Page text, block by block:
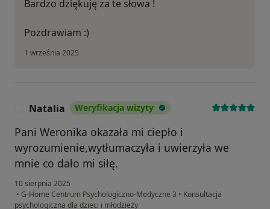
Bardzo dziękuję za te słowa !
Pozdrawiam :)
1 września 2025
Natalia Weryfikacja wizyty
Pani Weronika okazała mi ciepło i
wyrozumienie,wytłumaczyła i uwierzyła we
mnie co dało mi siłę.
10 sierpnia 2025
• G-Home Centrum Psychologiczno-Medyczne 3 • Konsultacja
psychologiczna dla dzieci i młodzieży